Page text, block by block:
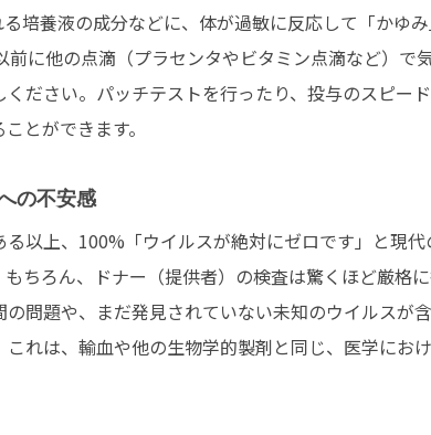
培養液の成分などに、体が過敏に反応して「かゆ
前に他の点滴（プラセンタやビタミン点滴など）で
ださい。パッチテストを行ったり、投与のスピー
とができます。
の不安感
以上、100%「ウイルスが絶対にゼロです」と現
ちろん、ドナー（提供者）の検査は驚くほど厳格
問題や、まだ発見されていない未知のウイルスが
れは、輸血や他の生物学的製剤と同じ、医学にお